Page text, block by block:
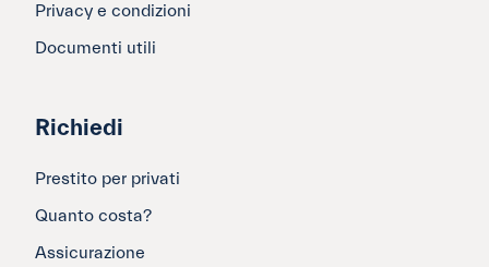
Privacy e condizioni
Documenti utili
Richiedi
Prestito per privati
Quanto costa?
Assicurazione